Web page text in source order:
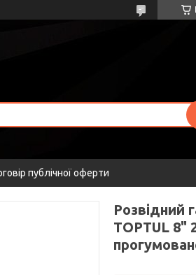
публічної оферти
Розвідний
TOPTUL 8"